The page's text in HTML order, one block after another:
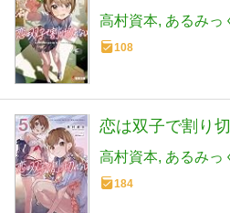
高村資本 あるみっ
108
恋は双子で割り
高村資本 あるみっ
184